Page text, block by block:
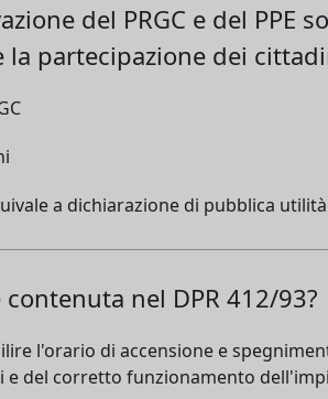
del PRGC e del PPE
partecipazione dei
a dichiarazione di pubblica utilità
nel DPR 412/93?
l'orario di accensione e
del corretto funzionamento